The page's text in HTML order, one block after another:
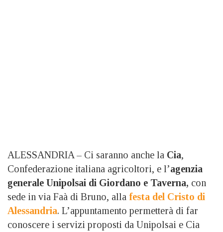
ALESSANDRIA – Ci saranno anche la Cia,
Confederazione italiana agricoltori, e l’agenzia
generale Unipolsai di Giordano e Taverna, con
sede in via Faà di Bruno, alla festa del Cristo di
Alessandria. L’appuntamento permetterà di far
conoscere i servizi proposti da Unipolsai e Cia